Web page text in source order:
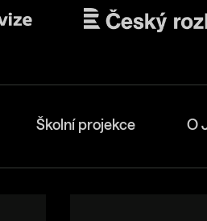
Školní projekce O